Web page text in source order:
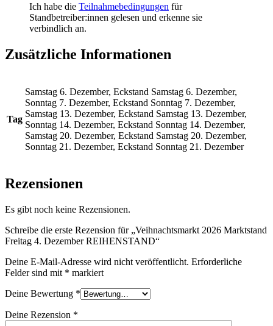
Ich habe die Teilnahmebedingungen für
Standbetreiber:innen gelesen und erkenne sie
verbindlich an.
Zusätzliche Informationen
Tag
Samstag 6. Dezember, Eckstand Samstag 6. Dezember,
Sonntag 7. Dezember, Eckstand Sonntag 7. Dezember,
Samstag 13. Dezember, Eckstand Samstag 13. Dezember,
Sonntag 14. Dezember, Eckstand Sonntag 14. Dezember,
Samstag 20. Dezember, Eckstand Samstag 20. Dezember,
Sonntag 21. Dezember, Eckstand Sonntag 21. Dezember
Rezensionen
Es gibt noch keine Rezensionen.
Schreibe die erste Rezension für „Veihnachtsmarkt 2026 Marktstand
Freitag 4. Dezember REIHENSTAND“
Deine E-Mail-Adresse wird nicht veröffentlicht. Erforderliche
Felder sind mit * markiert
Deine Bewertung *
Deine Rezension *